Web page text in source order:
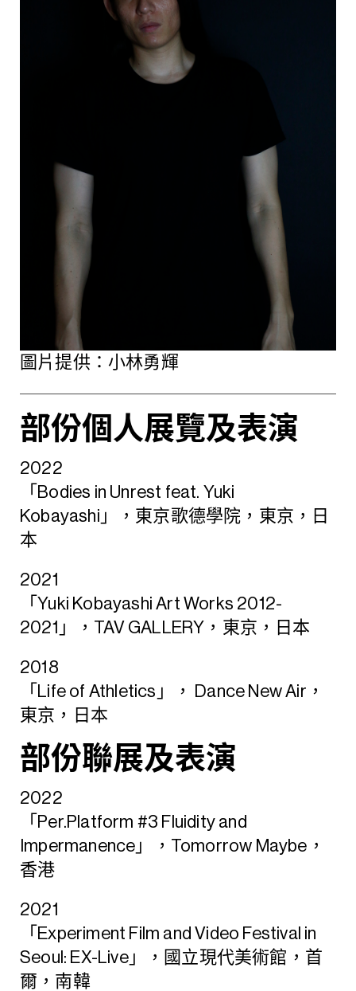
圖片提供：小林勇輝
部份個人展覽及表演
2022
「Bodies in Unrest feat. Yuki
Kobayashi」，東京歌德學院，東京，日
本
2021
「Yuki Kobayashi Art Works 2012-
2021」，TAV GALLERY，東京，日本
2018
「Life of Athletics」， Dance New Air，
東京，日本
部份聯展及表演
2022
「Per.Platform #3 Fluidity and
Impermanence」，Tomorrow Maybe，
香港
2021
「Experiment Film and Video Festival in
Seoul: EX-Live」，國立現代美術館，首
爾，南韓